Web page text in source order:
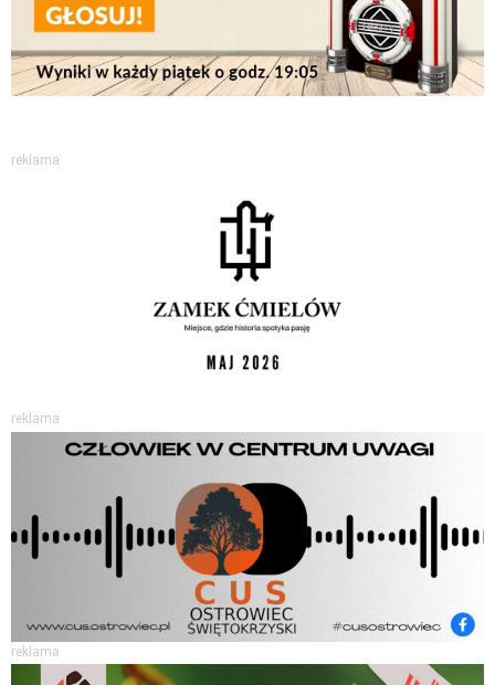
reklama
reklama
reklama